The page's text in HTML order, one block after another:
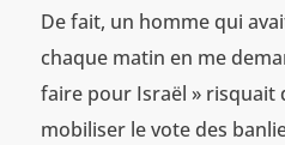
De fait, un homme qui
chaque matin en me
faire pour Israël » risquait
mobiliser le vote des